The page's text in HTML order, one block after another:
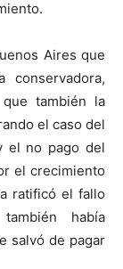
Aires que
conservadora,
también la
el caso del
el no pago del
el crecimiento
ratificó el fallo
había
salvó de pagar